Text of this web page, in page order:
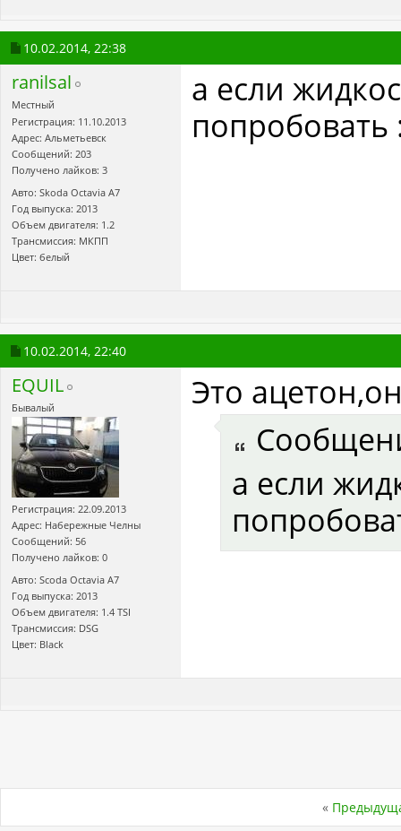
10.02.2014, 22:38
ranilsal
Местный
Регистрация: 11.10.2013
Адрес: Альметьевск
Сообщений: 203
Получено лайков: 3
Авто: Skoda Octavia А7
Год выпуска: 2013
Объем двигателя: 1.2
Трансмиссия: МКПП
Цвет: белый
а если
попробовать
10.02.2014, 22:40
EQUIL
Бывалый
Регистрация: 22.09.2013
Адрес: Набережные Челны
Сообщений: 56
Получено лайков: 0
Авто: Scoda Octavia A7
Год выпуска: 2013
Объем двигателя: 1.4 TSI
Трансмиссия: DSG
Цвет: Black
Это
а если
«